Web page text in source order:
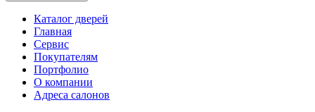
Каталог дверей
Главная
Сервис
Покупателям
Портфолио
О компании
Адреса салонов